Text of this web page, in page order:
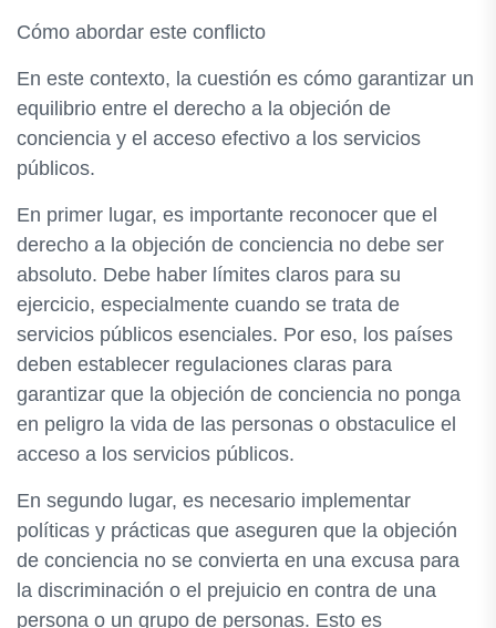
Cómo abordar este conflicto
En este contexto, la cuestión es cómo garantizar un
equilibrio entre el derecho a la objeción de
conciencia y el acceso efectivo a los servicios
públicos.
En primer lugar, es importante reconocer que el
derecho a la objeción de conciencia no debe ser
absoluto. Debe haber límites claros para su
ejercicio, especialmente cuando se trata de
servicios públicos esenciales. Por eso, los países
deben establecer regulaciones claras para
garantizar que la objeción de conciencia no ponga
en peligro la vida de las personas o obstaculice el
acceso a los servicios públicos.
En segundo lugar, es necesario implementar
políticas y prácticas que aseguren que la objeción
de conciencia no se convierta en una excusa para
la discriminación o el prejuicio en contra de una
persona o un grupo de personas. Esto es